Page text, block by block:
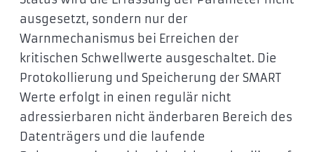
ausgesetzt, sondern nur der
Warnmechanismus bei Erreichen der
kritischen Schwellwerte ausgeschaltet. Die
Protokollierung und Speicherung der SMART
Werte erfolgt in einen regulär nicht
adressierbaren nicht änderbaren Bereich des
Datenträgers und die laufende